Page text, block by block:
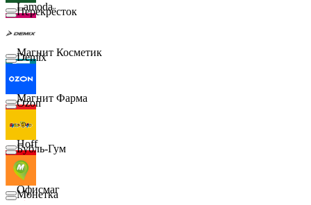
Lamoda
Магнит Косметик
Магнит Фарма
Hoff
Офисмаг
Перекрёсток
Demix
Ozon
Бубль-Гум
Монетка